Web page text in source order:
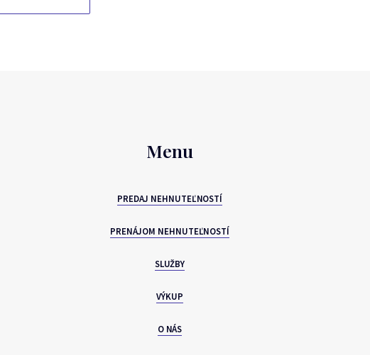
Menu
PREDAJ NEHNUTEĽNOSTÍ
PRENÁJOM NEHNUTEĽNOSTÍ
SLUŽBY
VÝKUP
O NÁS